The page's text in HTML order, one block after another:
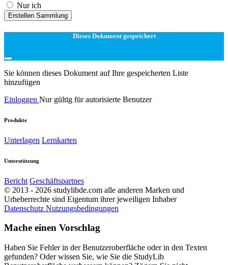
Nur ich
Erstellen Sammlung
Dieses Dokument gespeichert
Sie können dieses Dokument auf Ihre gespeicherten Liste
hinzufügen
Einloggen Nur gültig für autorisierte Benutzer
Produkte
Unterlagen Lernkarten
Unterstützung
Bericht Geschäftspartnes
© 2013 - 2026 studylibde.com alle anderen Marken und
Urheberrechte sind Eigentum ihrer jeweiligen Inhaber
Datenschutz Nutzungsbedingungen
Mache einen Vorschlag
Haben Sie Fehler in der Benutzeroberfläche oder in den Texten
gefunden? Oder wissen Sie, wie Sie die StudyLib